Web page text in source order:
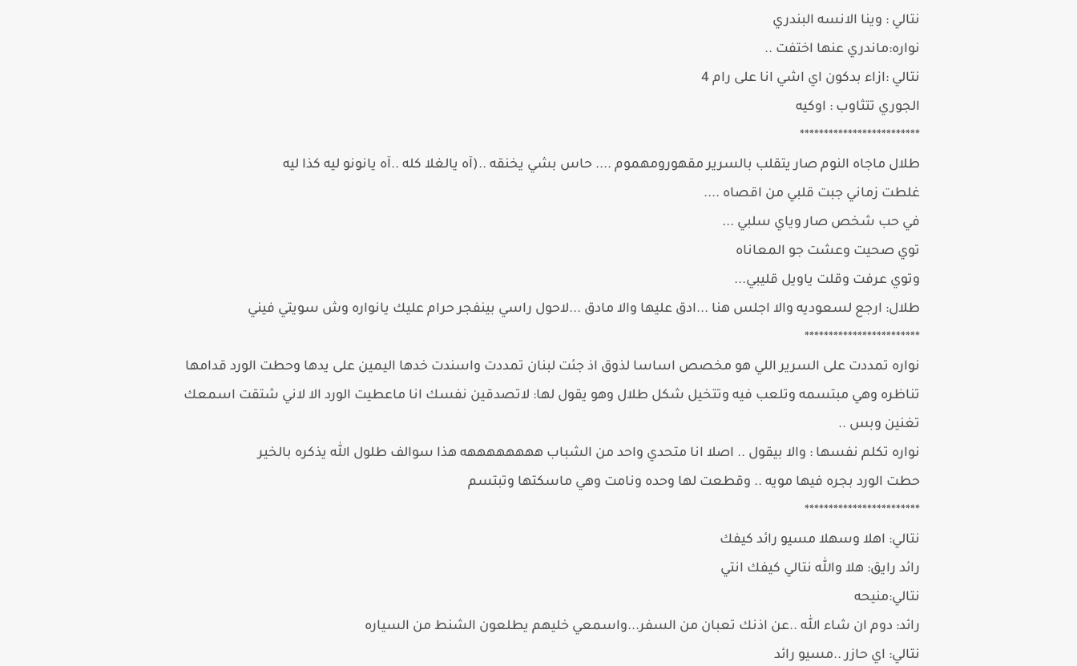
نتالي : وينا الانسه البندري
نواره:ماندري عنها اختفت ..
نتالي :ازاء بدكون اي اشي انا على رام 4
الجوري تتثاوب : اوكيه
*************************
طلال ماجاه النوم صار يتقلب بالسرير مقهورومهموم .... حاس بشي يخنقه ..(آه يالغلا كله ..آه يانونو ليه كذا ليه
غلطت زماني جبت قلبي من اقصاه ....
في حب شخص صار وياي سلبي ...
توي صحيت وعشت جو المعاناه
وتوي عرفت وقلت ياويل قليبي...
طلال: ارجع لسعوديه والا اجلس هنا ...ادق عليها والا مادق ...لاحول راسي بينفجر حرام عليك يانواره وش سويتي فيني
************************
نواره تمددت على السرير اللي هو مخصص اساسا لذوق اذ جئت لبنان تمددت واسندت خدها اليمين على يدها وحطت الورد قدامها
تناظره وهي مبتسمه وتلعب فيه وتتخيل شكل طلال وهو يقول لها: لاتصدقين نفسك انا ماعطيت الورد الا لاني شتقت اسمعك
تغنين وبس ..
نواره تكلم نفسها : والا بيقول .. اصلا انا متحدي واحد من الشباب ههههههههه هذا سوالف طلول الله يذكره بالخير
حطت الورد بجره فيها مويه .. وقطعت لها وحده ونامت وهي ماسكتها وتبتسم
************************
نتالي: اهلا وسهلا مسيو رائد كيفك
رائد رايق: هلا والله نتالي كيفك انتي
نتالي:منيحه
رائد: دوم ان شاء الله ..عن اذنك تعبان من السفر...واسمعي خليهم يطلعون الشنط من السياره
نتالي: اي حازر ..مسيو رائد